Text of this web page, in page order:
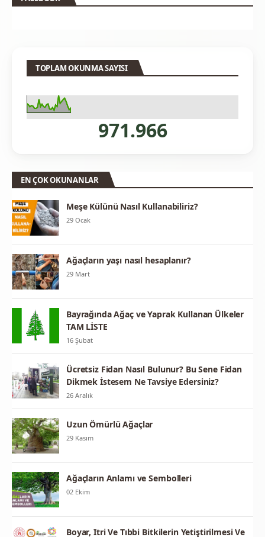
TOPLAM OKUNMA SAYISI
971.966
EN ÇOK OKUNANLAR
Meşe Külünü Nasıl Kullanabiliriz?
29 Ocak
Ağaçların yaşı nasıl hesaplanır?
29 Mart
Bayrağında Ağaç ve Yaprak Kullanan Ülkeler
TAM LİSTE
16 Şubat
Ücretsiz Fidan Nasıl Bulunur? Bu Sene Fidan
Dikmek İstesem Ne Tavsiye Edersiniz?
26 Aralık
Uzun Ömürlü Ağaçlar
29 Kasım
Ağaçların Anlamı ve Sembolleri
02 Ekim
Boyar, Itri Ve Tıbbi Bitkilerin Yetiştirilmesi Ve